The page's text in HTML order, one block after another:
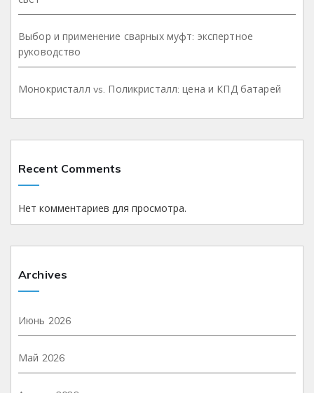
Выбор и применение сварных муфт: экспертное
руководство
Монокристалл vs. Поликристалл: цена и КПД батарей
Recent Comments
Нет комментариев для просмотра.
Archives
Июнь 2026
Май 2026